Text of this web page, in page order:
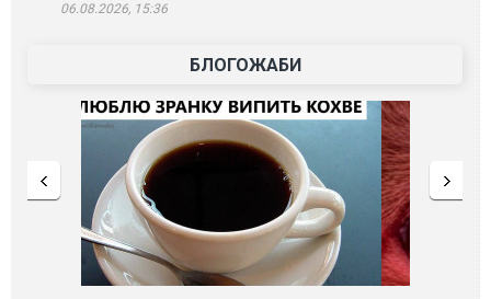
06.08.2026, 15:36
БЛОГОЖАБИ